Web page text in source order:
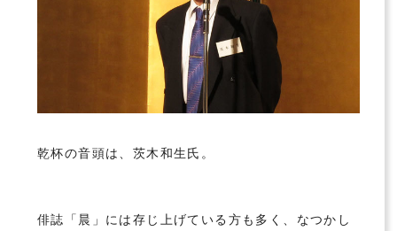
乾杯の音頭は、茨木和生氏。
俳誌「晨」には存じ上げている方も多く、なつかし